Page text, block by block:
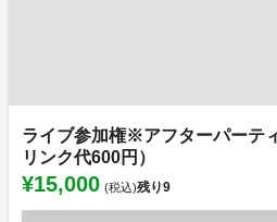
ライブ参加権※アフターパーテ
リンク代600円）
¥15,000 (税込)残り9